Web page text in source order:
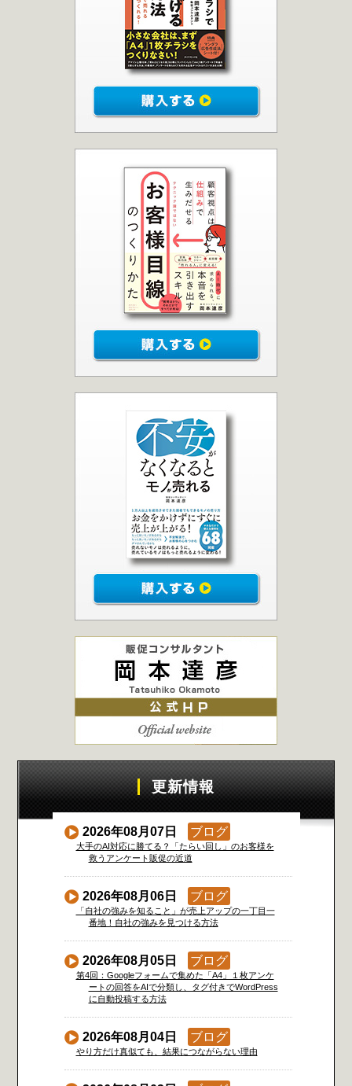
更新情報
2026年08月07日 ブログ
大手のAI対応に勝てる？「たらい回し」のお客様を
救うアンケート販促の近道
2026年08月06日 ブログ
「自社の強みを知ること」が売上アップの一丁目一
番地！自社の強みを見つける方法
2026年08月05日 ブログ
第4回：Googleフォームで集めた「A4」１枚アンケ
ートの回答をAIで分類し、タグ付きでWordPress
に自動投稿する方法
2026年08月04日 ブログ
やり方だけ真似ても、結果につながらない理由